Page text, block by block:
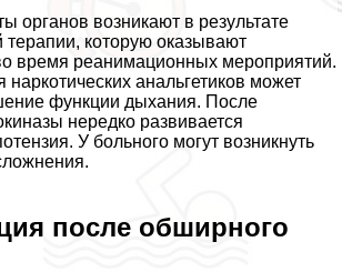
органов возникают в результате
терапии, которую оказывают
время реанимационных мероприятий.
aнaльгетиков может
функции дыхания. После
нередко развивается
У больного могут возникнуть
после обширного